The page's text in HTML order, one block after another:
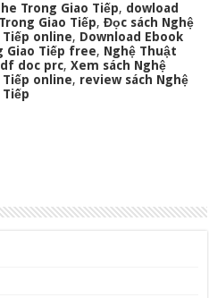
Trong Giao Tiếp, dowload
Giao Tiếp,Đọc sách Nghệ
Tiếp online, Download Ebook
Giao Tiếp free, Nghệ Thuật
doc prc,Xem sách Nghệ
Tiếp online, review sách Nghệ